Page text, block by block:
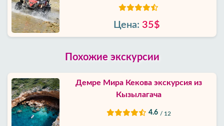
Цена: 35$
Похожие экскурсии
Демре Мира Кекова экскурсия из
Кызылагача
4.6 / 12